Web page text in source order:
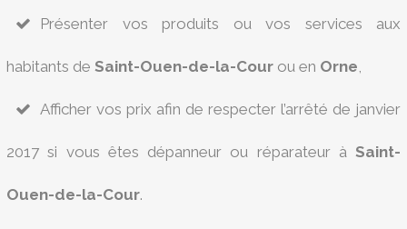
Présenter vos produits ou vos services aux
habitants de Saint-Ouen-de-la-Cour ou en Orne,
Afficher vos prix afin de respecter l’arrêté de janvier
2017 si vous êtes dépanneur ou réparateur à Saint-
Ouen-de-la-Cour.